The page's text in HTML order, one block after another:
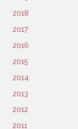
2018
2017
2016
2015
2014
2013
2012
2011